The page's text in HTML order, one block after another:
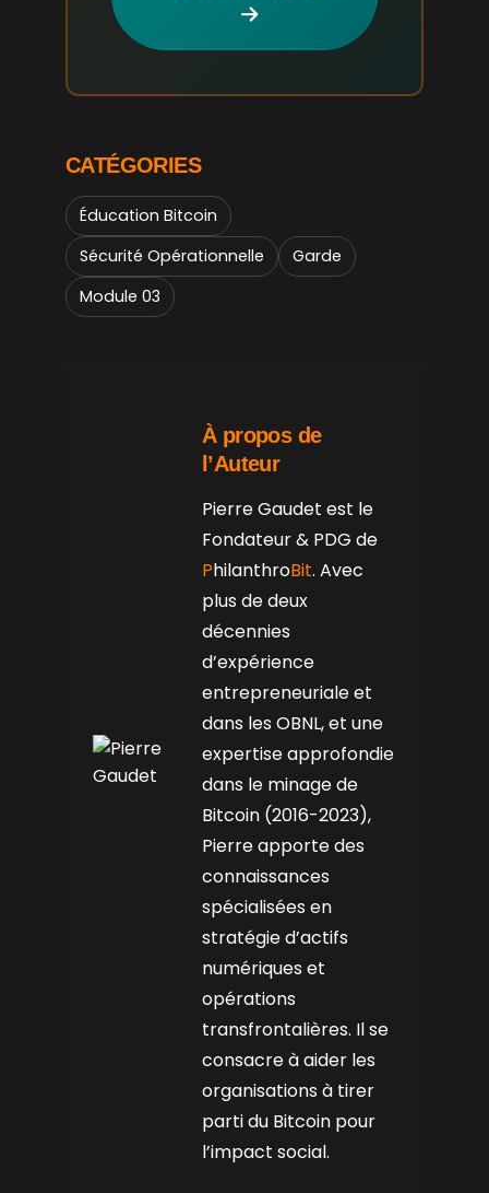
CATÉGORIES
Éducation Bitcoin
Sécurité Opérationnelle
Garde
Module 03
À propos de
l’Auteur
Pierre Gaudet est le
Fondateur & PDG de
PhilanthroBit. Avec
plus de deux
décennies
d’expérience
entrepreneuriale et
dans les OBNL, et une
expertise approfondie
dans le minage de
Bitcoin (2016-2023),
Pierre apporte des
connaissances
spécialisées en
stratégie d’actifs
numériques et
opérations
transfrontalières. Il se
consacre à aider les
organisations à tirer
parti du Bitcoin pour
l’impact social.